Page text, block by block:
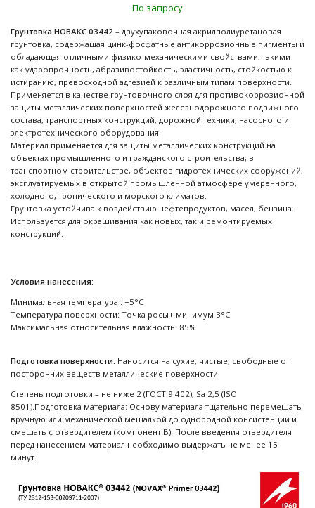
По запросу
Грунтовка НОВАКС 03442 – двухупаковочная акрилполиуретановая
грунтовка, содержащая цинк-фосфатные антикоррозионные пигменты и
обладающая отличными физико-механическими свойствами, такими
как ударопрочность, абразивостойкость, эластичность, стойкостью к
истиранию, превосходной адгезией к различным типам поверхности.
Применяется в качестве грунтовочного слоя для противокоррозионной
защиты металлических поверхностей железнодорожного подвижного
состава, транспортных конструкций, дорожной техники, насосного и
электротехнического оборудования.
Материал применяется для защиты металлических конструкций на
объектах промышленного и гражданского строительства, в
транспортном строительстве, объектов гидротехнических сооружений,
эксплуатируемых в открытой промышленной атмосфере умеренного,
холодного, тропического и морского климатов.
Грунтовка устойчива к воздействию нефтепродуктов, масел, бензина.
Используется для окрашивания как новых, так и ремонтируемых
конструкций.
Условия нанесения:
Минимальная температура : +5°С
Температура поверхности: Точка росы+ минимум 3°С
Максимальная относительная влажность: 85%
Подготовка поверхности: Наносится на сухие, чистые, свободные от
посторонних веществ металлические поверхности.
Степень подготовки – не ниже 2 (ГОСТ 9.402), Sa 2,5 (ISO
8501).Подготовка материала: Основу материала тщательно перемешать
вручную или механической мешалкой до однородной консистенции и
смешать с отвердителем (компонент В). После введения отвердителя
перед нанесением материал необходимо выдержать не менее 15
минут.